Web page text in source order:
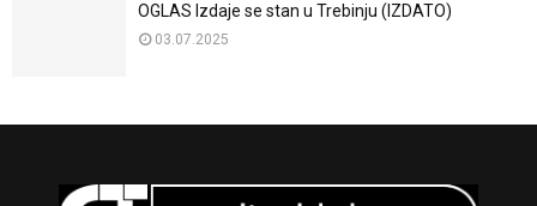
OGLAS Izdaje se stan u Trebinju (IZDATO)
03.07.2025